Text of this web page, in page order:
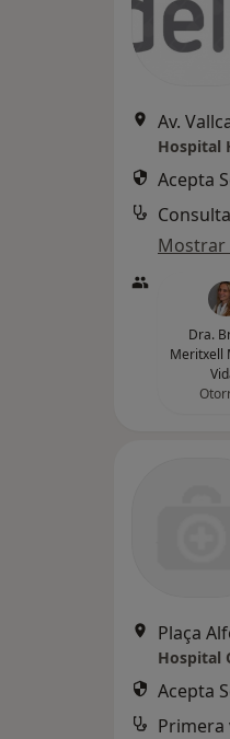
Av.
Hospital
Acepta
Mostrar
Dra.
Meritxell
Plaça
Hospital
Acepta